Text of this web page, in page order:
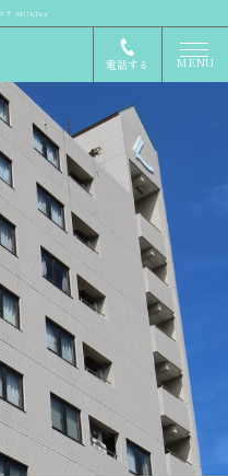
テ MilkTea
電話する MENU